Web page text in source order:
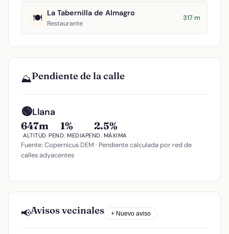
🍽️ La Tabernilla de Almagro
Restaurante
317 m
⛰️Pendiente de la calle
🟢Llana
647m
ALTITUD
1%
PEND. MEDIA
2.5%
PEND. MÁXIMA
Fuente: Copernicus DEM · Pendiente calculada por red de
calles adyacentes
📢Avisos vecinales + Nuevo aviso